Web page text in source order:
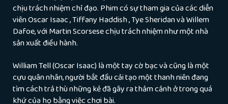
chịu trách nhiệm chỉ đạo. Phim có sự tham gia của các diễn
viên Oscar Isaac , Tiffany Haddish , Tye Sheridan và Willem
Dafoe, với Martin Scorsese chịu trách nhiệm như một nhà
sản xuất điều hành.
William Tell (Oscar Isaac) là một tay cờ bạc và cũng là một
cựu quân nhân, người bắt đầu cải tạo một thanh niên đang
tìm cách trả thù những kẻ đã gây ra thảm cảnh ở trong quá
khứ của họ bằng việc chơi bài.